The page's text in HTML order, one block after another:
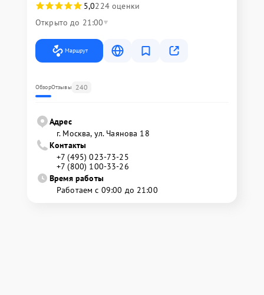
5,0224 оценки
Открыто до 21:00
Маршрут
ОбзорОтзывы 240
Адрес
г. Москва, ул. Чаянова 18
Контакты
+7 (495) 023-73-25
+7 (800) 100-33-26
Время работы
Работаем с 09:00 до 21:00